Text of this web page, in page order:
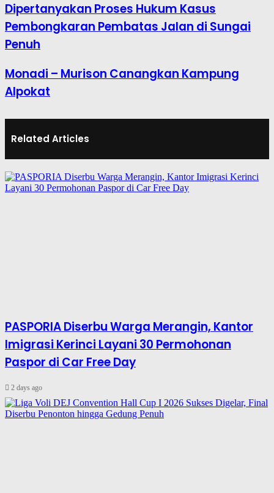
Dipertanyakan Proses Hukum Kasus
Pembongkaran Pembatas Jalan di Sungai
Penuh
Monadi – Murison Canangkan Kampung
Alpokat
Related Articles
PASPORIA Diserbu Warga Merangin, Kantor
Imigrasi Kerinci Layani 30 Permohonan
Paspor di Car Free Day
2 days ago